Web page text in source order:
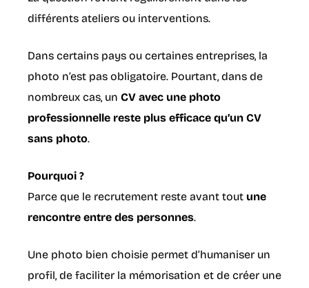
différents ateliers ou interventions.
Dans certains pays ou certaines entreprises, la
photo n’est pas obligatoire. Pourtant, dans de
nombreux cas, un CV avec une photo
professionnelle reste plus efficace qu’un CV
sans photo.
Pourquoi ?
Parce que le recrutement reste avant tout une
rencontre entre des personnes.
Une photo bien choisie permet d’humaniser un
profil, de faciliter la mémorisation et de créer une